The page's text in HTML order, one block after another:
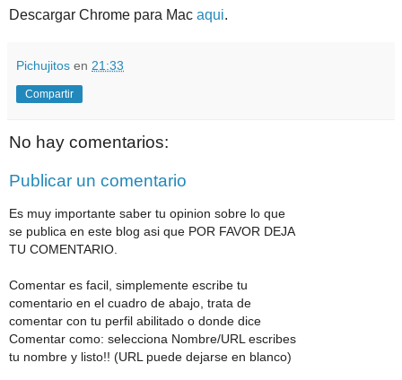
Descargar Chrome para Mac aqui.
Pichujitos en 21:33
Compartir
No hay comentarios:
Publicar un comentario
Es muy importante saber tu opinion sobre lo que
se publica en este blog asi que POR FAVOR DEJA
TU COMENTARIO.
Comentar es facil, simplemente escribe tu
comentario en el cuadro de abajo, trata de
comentar con tu perfil abilitado o donde dice
Comentar como: selecciona Nombre/URL escribes
tu nombre y listo!! (URL puede dejarse en blanco)